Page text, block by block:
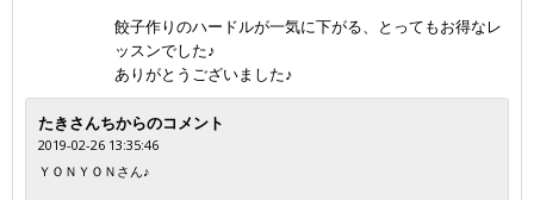
餃子作りのハードルが一気に下がる、とってもお得なレ
ッスンでした♪
ありがとうございました♪
たきさんちからのコメント
2019-02-26 13:35:46
ＹＯＮＹＯＮさん♪